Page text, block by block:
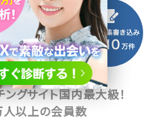
グサイト国内最大級！
人以上の会員数